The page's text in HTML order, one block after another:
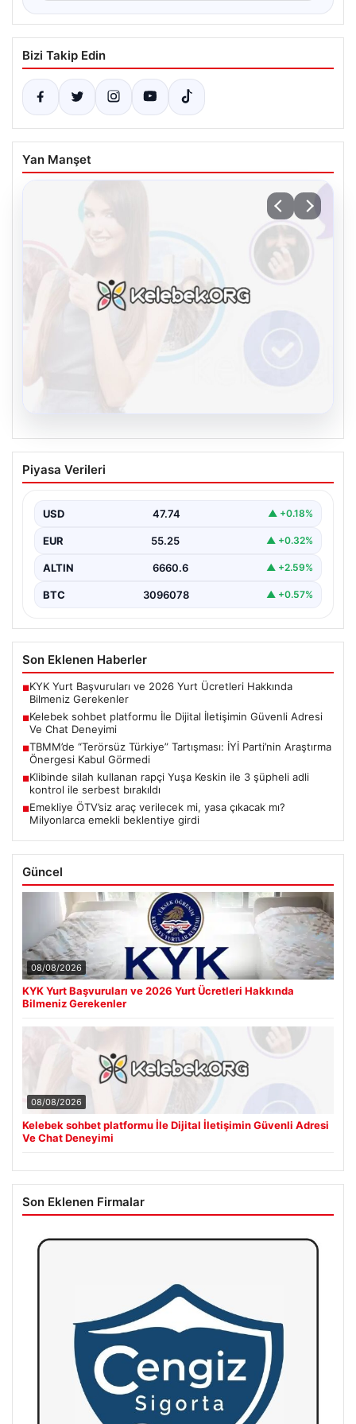
Bizi Takip Edin
Yan Manşet
Kelebek sohbet platformu İle Dijital
İletişimin Güvenli Adresi Ve Chat
İnternet çağında insanların güvenli bir biçimde bağlantı
Piyasa Verileri
USD 47.74 ▲ +0.18%
EUR 55.25 ▲ +0.32%
ALTIN 6660.6 ▲ +2.59%
BTC 3096078 ▲ +0.57%
Son Eklenen Haberler
■KYK Yurt Başvuruları ve 2026 Yurt Ücretleri Hakkında
Bilmeniz Gerekenler
■Kelebek sohbet platformu İle Dijital İletişimin Güvenli Adresi
Ve Chat Deneyimi
■TBMM’de “Terörsüz Türkiye” Tartışması: İYİ Parti’nin Araştırma
Önergesi Kabul Görmedi
■Klibinde silah kullanan rapçi Yuşa Keskin ile 3 şüpheli adli
kontrol ile serbest bırakıldı
■Emekliye ÖTV’siz araç verilecek mi, yasa çıkacak mı?
Milyonlarca emekli beklentiye girdi
Güncel
08/08/2026
KYK Yurt Başvuruları ve 2026 Yurt Ücretleri Hakkında
Bilmeniz Gerekenler
08/08/2026
Kelebek sohbet platformu İle Dijital İletişimin Güvenli Adresi
Ve Chat Deneyimi
Son Eklenen Firmalar